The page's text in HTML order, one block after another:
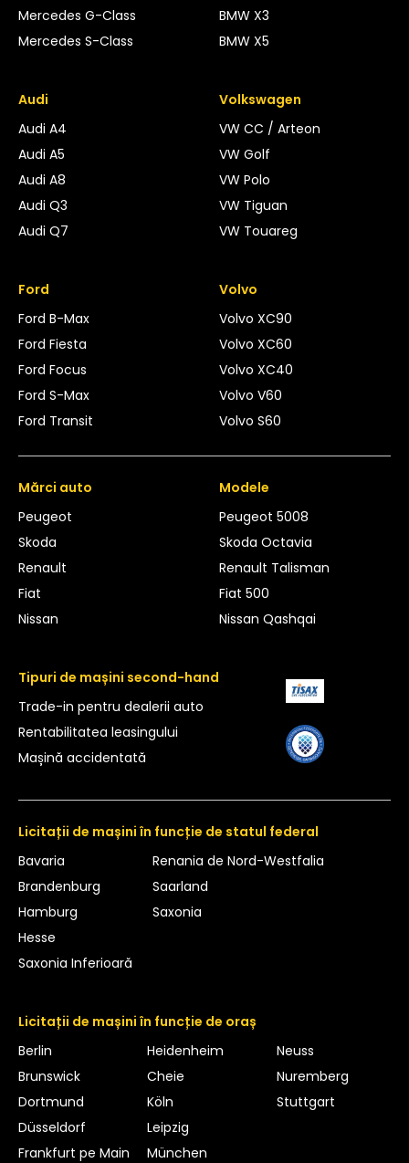
Mercedes G-Class
Mercedes S-Class
BMW X3
BMW X5
Audi
Audi A4
Audi A5
Audi A8
Audi Q3
Audi Q7
Volkswagen
VW CC / Arteon
VW Golf
VW Polo
VW Tiguan
VW Touareg
Ford
Ford B-Max
Ford Fiesta
Ford Focus
Ford S-Max
Ford Transit
Volvo
Volvo XC90
Volvo XC60
Volvo XC40
Volvo V60
Volvo S60
Mărci auto
Peugeot
Skoda
Renault
Fiat
Nissan
Modele
Peugeot 5008
Skoda Octavia
Renault Talisman
Fiat 500
Nissan Qashqai
Tipuri de mașini second-hand
Trade-in pentru dealerii auto
Rentabilitatea leasingului
Mașină accidentată
Licitații de mașini în funcție de statul federal
Bavaria
Brandenburg
Hamburg
Hesse
Saxonia Inferioară
Renania de Nord-Westfalia
Saarland
Saxonia
Licitații de mașini în funcție de oraș
Berlin
Brunswick
Dortmund
Düsseldorf
Frankfurt pe Main
Heidenheim
Cheie
Köln
Leipzig
München
Neuss
Nuremberg
Stuttgart